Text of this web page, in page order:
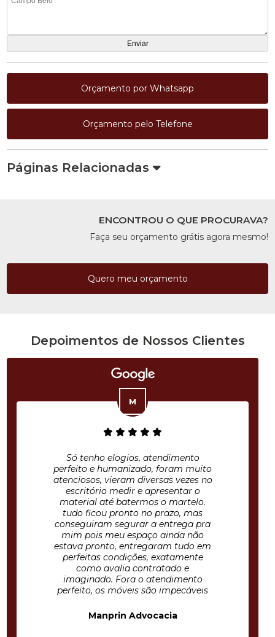
Orçamento por Whatsapp
Orçamento pelo Telefone
Páginas Relacionadas
ENCONTROU O QUE PROCURAVA?
Faça seu orçamento grátis agora mesmo!
Quero meu orçamento
Depoimentos de Nossos Clientes
Só tenho elogios, atendimento
perfeito e humanizado, foram muito
atenciosos, vieram diversas vezes no
escritório medir e apresentar o
material até batermos o martelo.
tudo ficou pronto no prazo, mas
conseguiram segurar a entrega pra
mim pois meu espaço ainda não
estava pronto, entregaram tudo em
perfeitas condições, exatamente
como avalia contratado e
imaginado. Fora o atendimento
perfeito, os móveis são impecáveis
Manprin Advocacia